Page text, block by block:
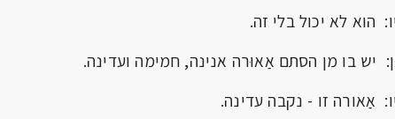
הוא לא יכול בלי זה.
יש בו מן הסתם אַאוּרה אנינה, חמימה ועדינה.
אַאורה זו - נקבה עדינה.